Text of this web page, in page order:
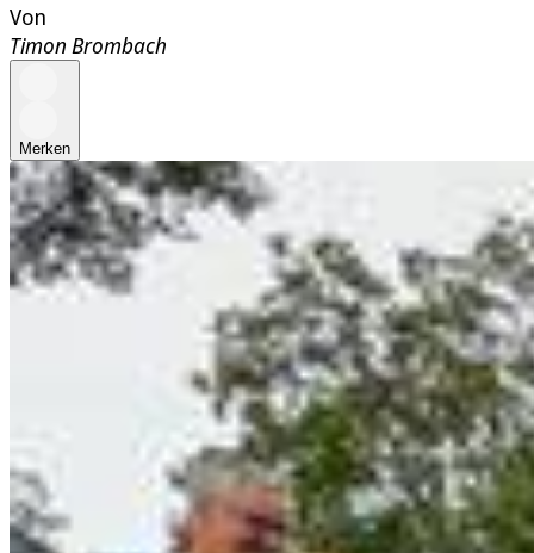
Von
Timon Brombach
Merken